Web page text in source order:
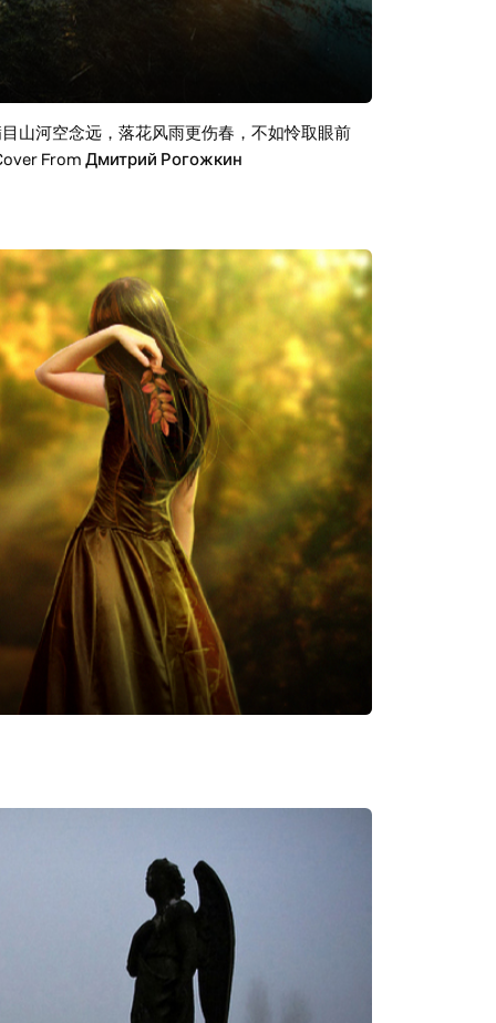
山河空念远，落花风雨更伤春，不如怜取眼前
From Дмитрий Рогожкин